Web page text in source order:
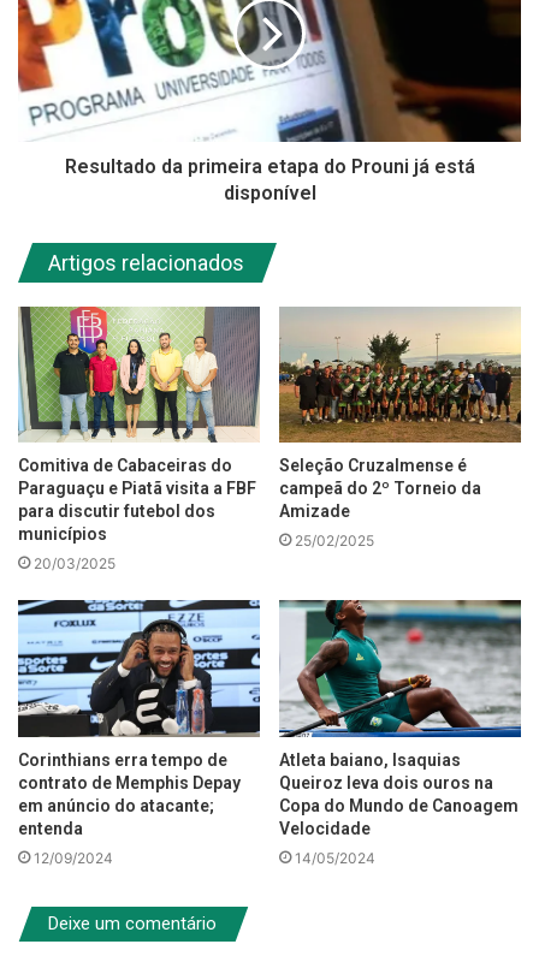
Resultado da primeira etapa do Prouni já está
disponível
Artigos relacionados
Comitiva de Cabaceiras do
Paraguaçu e Piatã visita a FBF
para discutir futebol dos
municípios
20/03/2025
Seleção Cruzalmense é
campeã do 2º Torneio da
Amizade
25/02/2025
Corinthians erra tempo de
contrato de Memphis Depay
em anúncio do atacante;
entenda
12/09/2024
Atleta baiano, Isaquias
Queiroz leva dois ouros na
Copa do Mundo de Canoagem
Velocidade
14/05/2024
Deixe um comentário